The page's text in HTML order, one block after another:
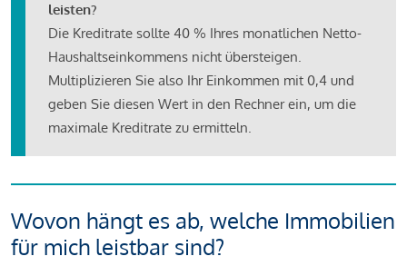
leisten?
Die Kreditrate sollte 40 % Ihres monatlichen Netto-
Haushaltseinkommens nicht übersteigen.
Multiplizieren Sie also Ihr Einkommen mit 0,4 und
geben Sie diesen Wert in den Rechner ein, um die
maximale Kreditrate zu ermitteln.
Wovon hängt es ab, welche Immobilien
für mich leistbar sind?